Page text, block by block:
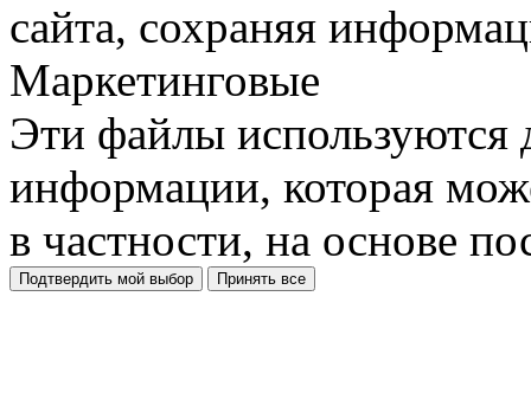
сайта, сохраняя
Маркетинговые
Эти файлы используются
информации, которая
в частности, на основе
Подтвердить мой выбор Принять все